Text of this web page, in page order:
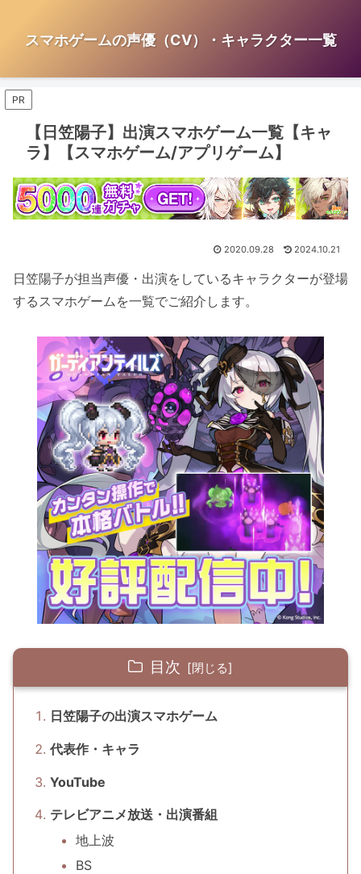
スマホゲームの声優（CV）・キャラクター一覧
PR
【日笠陽子】出演スマホゲーム一覧【キャ
ラ】【スマホゲーム/アプリゲーム】
2020.09.28 2024.10.21
日笠陽子が担当声優・出演をしているキャラクターが登場
するスマホゲームを一覧でご紹介します。
目次
日笠陽子の出演スマホゲーム
代表作・キャラ
YouTube
テレビアニメ放送・出演番組
地上波
BS